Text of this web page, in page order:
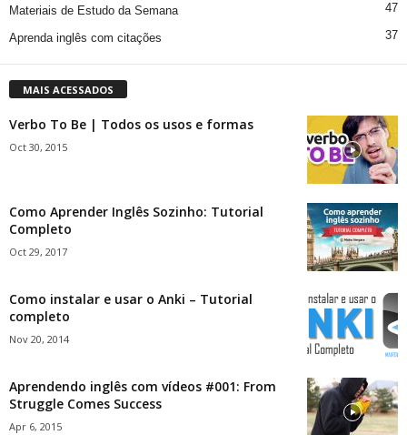
Materiais de Estudo da Semana 47
Aprenda inglês com citações 37
MAIS ACESSADOS
Verbo To Be | Todos os usos e formas
Oct 30, 2015
Como Aprender Inglês Sozinho: Tutorial
Completo
Oct 29, 2017
Como instalar e usar o Anki – Tutorial
completo
Nov 20, 2014
Aprendendo inglês com vídeos #001: From
Struggle Comes Success
Apr 6, 2015